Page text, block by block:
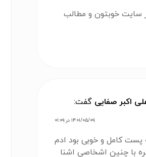
سایت خوبتون و مطالب
اکبر صفایی گفت:
۱۴۰۱/۰۵/۰۹ در ۰۱:۰۹
پست کامل و خوبی بود ادم
با چنین اشخاصی اشنا